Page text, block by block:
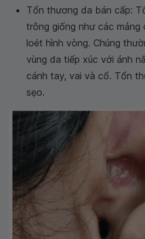
Tổn thương da bán cấp:
trông giống như các
loét hình vòng. Chúng
vùng da tiếp xúc với ánh
cánh tay, vai và cổ. Tổn
sẹo.